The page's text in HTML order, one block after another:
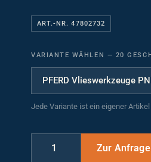
ART.-NR. 47802732
VARIANTE WÄHLEN 20
Jede Variante ist ein eigener